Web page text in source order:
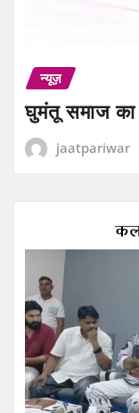
न्यूज़
घुमंतू समाज का
jaatpariwar